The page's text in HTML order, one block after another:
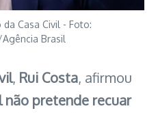
Casa Civil - Foto:
Brasil
, Rui Costa, afirmou
pretende recuar